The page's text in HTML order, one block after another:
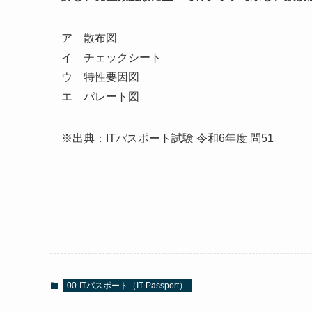
ア 散布図
イ チェックシート
ウ 特性要因図
エ パレート図
※出典：ITパスポート試験 令和6年度 問51
00-ITパスポート（IT Passport）